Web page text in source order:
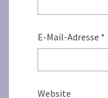
E-Mail-Adresse *
Website